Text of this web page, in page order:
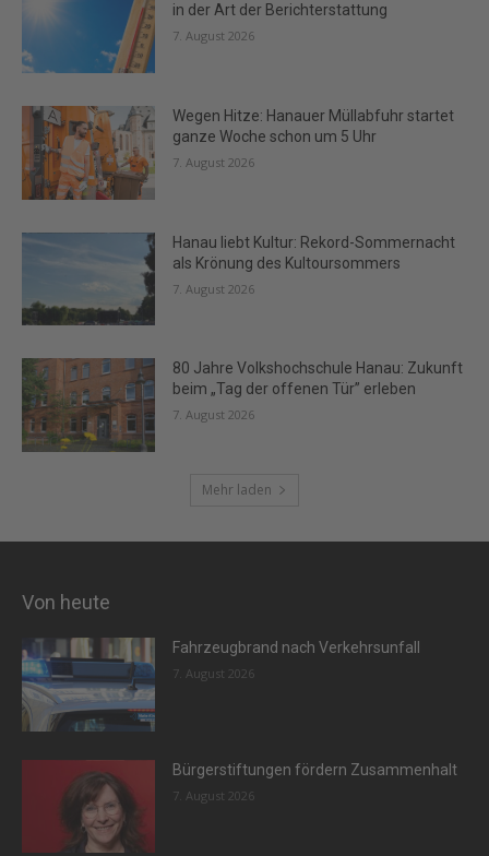
in der Art der Berichterstattung
7. August 2026
Wegen Hitze: Hanauer Müllabfuhr startet
ganze Woche schon um 5 Uhr
7. August 2026
Hanau liebt Kultur: Rekord-Sommernacht
als Krönung des Kultoursommers
7. August 2026
80 Jahre Volkshochschule Hanau: Zukunft
beim „Tag der offenen Tür” erleben
7. August 2026
Mehr laden
Von heute
Fahrzeugbrand nach Verkehrsunfall
7. August 2026
Bürgerstiftungen fördern Zusammenhalt
7. August 2026